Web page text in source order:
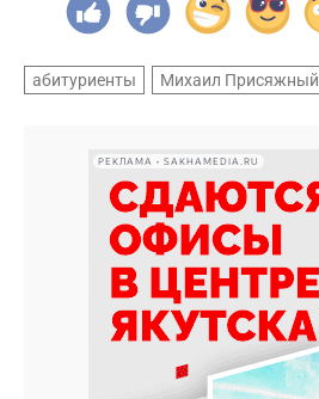
абитуриенты Михаил Присяжный
РЕКЛАМА • SAKHAMEDIA.RU